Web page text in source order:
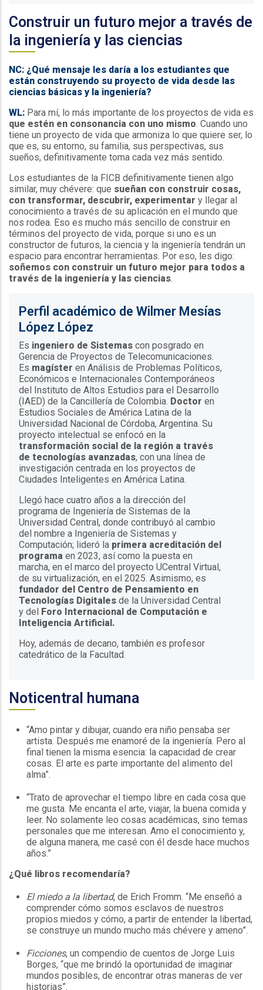
Construir un futuro mejor a través de
la ingeniería y las ciencias
NC: ¿Qué mensaje les daría a los estudiantes que
están construyendo su proyecto de vida desde las
ciencias básicas y la ingeniería?
WL: Para mí, lo más importante de los proyectos de vida es
que estén en consonancia con uno mismo. Cuando uno
tiene un proyecto de vida que armoniza lo que quiere ser, lo
que es, su entorno, su familia, sus perspectivas, sus
sueños, definitivamente toma cada vez más sentido.
Los estudiantes de la FICB definitivamente tienen algo
similar, muy chévere: que sueñan con construir cosas,
con transformar, descubrir, experimentar y llegar al
conocimiento a través de su aplicación en el mundo que
nos rodea. Eso es mucho más sencillo de construir en
términos del proyecto de vida, porque si uno es un
constructor de futuros, la ciencia y la ingeniería tendrán un
espacio para encontrar herramientas. Por eso, les digo:
soñemos con construir un futuro mejor para todos a
través de la ingeniería y las ciencias.
Perfil académico de Wilmer Mesías
López López
Es ingeniero de Sistemas con posgrado en
Gerencia de Proyectos de Telecomunicaciones.
Es magíster en Análisis de Problemas Políticos,
Económicos e Internacionales Contemporáneos
del Instituto de Altos Estudios para el Desarrollo
(IAED) de la Cancillería de Colombia. Doctor en
Estudios Sociales de América Latina de la
Universidad Nacional de Córdoba, Argentina. Su
proyecto intelectual se enfocó en la
transformación social de la región a través
de tecnologías avanzadas, con una línea de
investigación centrada en los proyectos de
Ciudades Inteligentes en América Latina.
Llegó hace cuatro años a la dirección del
programa de Ingeniería de Sistemas de la
Universidad Central, donde contribuyó al cambio
del nombre a Ingeniería de Sistemas y
Computación; lideró la primera acreditación del
programa en 2023, así como la puesta en
marcha, en el marco del proyecto UCentral Virtual,
de su virtualización, en el 2025. Asimismo, es
fundador del Centro de Pensamiento en
Tecnologías Digitales de la Universidad Central
y del Foro Internacional de Computación e
Inteligencia Artificial.
Hoy, además de decano, también es profesor
catedrático de la Facultad.
Noticentral humana
“Amo pintar y dibujar, cuando era niño pensaba ser
artista. Después me enamoré de la ingeniería. Pero al
final tienen la misma esencia: la capacidad de crear
cosas. El arte es parte importante del alimento del
alma”.
“Trato de aprovechar el tiempo libre en cada cosa que
me gusta. Me encanta el arte, viajar, la buena comida y
leer. No solamente leo cosas académicas, sino temas
personales que me interesan. Amo el conocimiento y,
de alguna manera, me casé con él desde hace muchos
años.”
¿Qué libros recomendaría?
El miedo a la libertad, de Erich Fromm. “Me enseñó a
comprender cómo somos esclavos de nuestros
propios miedos y cómo, a partir de entender la libertad,
se construye un mundo mucho más chévere y ameno”.
Ficciones, un compendio de cuentos de Jorge Luis
Borges, “que me brindó la oportunidad de imaginar
mundos posibles, de encontrar otras maneras de ver
historias”.